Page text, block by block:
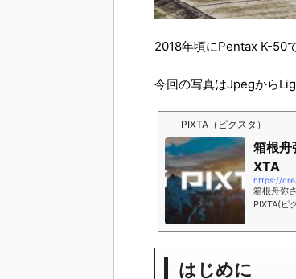
2018年頃にPentax K-50
今回の写真はJpegから
PIXTA（ピクスタ）
箱根
XTA
https://
箱根舟弥
PIXTA(ピ
す。
はじめに